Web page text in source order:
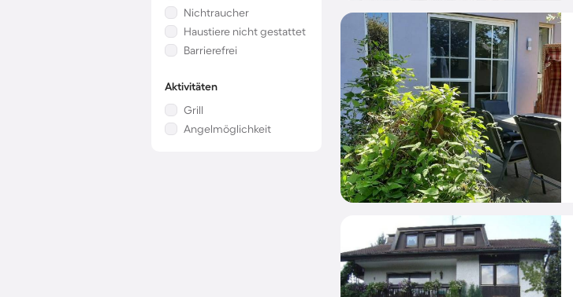
Nichtraucher
Haustiere nicht gestattet
Barrierefrei
Aktivitäten
Grill
Angelmöglichkeit